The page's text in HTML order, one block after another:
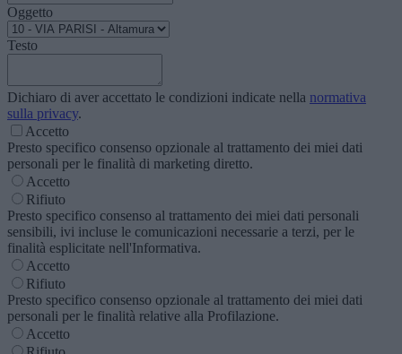
Oggetto
Testo
Dichiaro di aver accettato le condizioni indicate nella normativa
sulla privacy.
Accetto
Presto specifico consenso opzionale al trattamento dei miei dati
personali per le finalità di marketing diretto.
Accetto
Rifiuto
Presto specifico consenso al trattamento dei miei dati personali
sensibili, ivi incluse le comunicazioni necessarie a terzi, per le
finalità esplicitate nell'Informativa.
Accetto
Rifiuto
Presto specifico consenso opzionale al trattamento dei miei dati
personali per le finalità relative alla Profilazione.
Accetto